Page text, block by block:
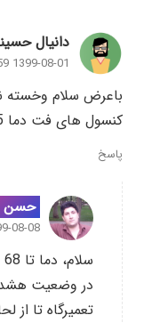
دانیال
1399-08-01 7:59 ب.ظ
باعرض سلام وخسته
کنسول های فت دما cpu 75 و rsx68 نرماله؟
پاسخ
حسن
1399-08-08
در وضعیت
تعمیرگاه تا